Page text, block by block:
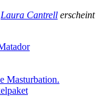
Laura Cantrell erscheint
Masturbation.